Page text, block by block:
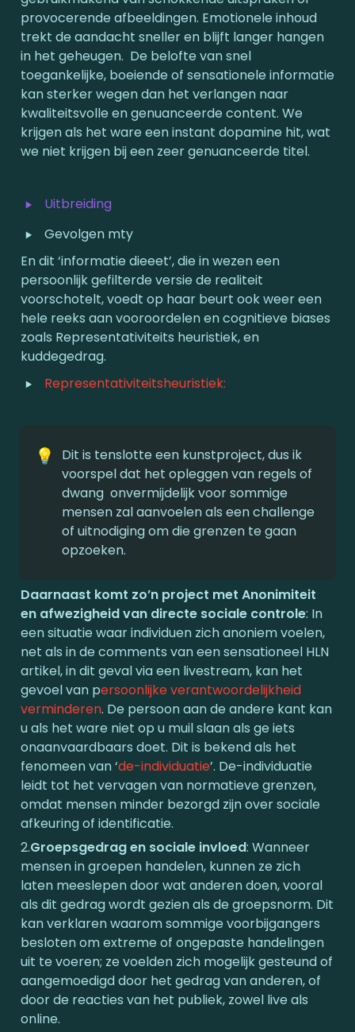
provocerende afbeeldingen. Emotionele inhoud
trekt de aandacht sneller en blijft langer hangen
in het geheugen.  De belofte van snel
toegankelijke, boeiende of sensationele informatie
kan sterker wegen dan het verlangen naar
kwaliteitsvolle en genuanceerde content. We
krijgen als het ware een instant dopamine hit, wat
we niet krijgen bij een zeer genuanceerde titel.
‣ Uitbreiding
‣
Gevolgen mty
En dit ‘informatie dieeet’, die in wezen een
persoonlijk gefilterde versie de realiteit
voorschotelt, voedt op haar beurt ook weer een
hele reeks aan vooroordelen en cognitieve biases
zoals Representativiteits heuristiek, en
kuddegedrag.
‣ Representativiteitsheuristiek:
💡
Dit is tenslotte een kunstproject, dus ik
voorspel dat het opleggen van regels of
dwang  onvermijdelijk voor sommige
mensen zal aanvoelen als een challenge
of uitnodiging om die grenzen te gaan
opzoeken.
Daarnaast komt zo’n project met Anonimiteit
en afwezigheid van directe sociale controle: In
een situatie waar individuen zich anoniem voelen,
net als in de comments van een sensationeel HLN
artikel, in dit geval via een livestream, kan het
gevoel van persoonlijke verantwoordelijkheid
verminderen. De persoon aan de andere kant kan
u als het ware niet op u muil slaan als ge iets
onaanvaardbaars doet. Dit is bekend als het
fenomeen van ‘de-individuatie’. De-individuatie
leidt tot het vervagen van normatieve grenzen,
omdat mensen minder bezorgd zijn over sociale
afkeuring of identificatie.
2.Groepsgedrag en sociale invloed: Wanneer
mensen in groepen handelen, kunnen ze zich
laten meeslepen door wat anderen doen, vooral
als dit gedrag wordt gezien als de groepsnorm. Dit
kan verklaren waarom sommige voorbijgangers
besloten om extreme of ongepaste handelingen
uit te voeren; ze voelden zich mogelijk gesteund of
aangemoedigd door het gedrag van anderen, of
door de reacties van het publiek, zowel live als
online.